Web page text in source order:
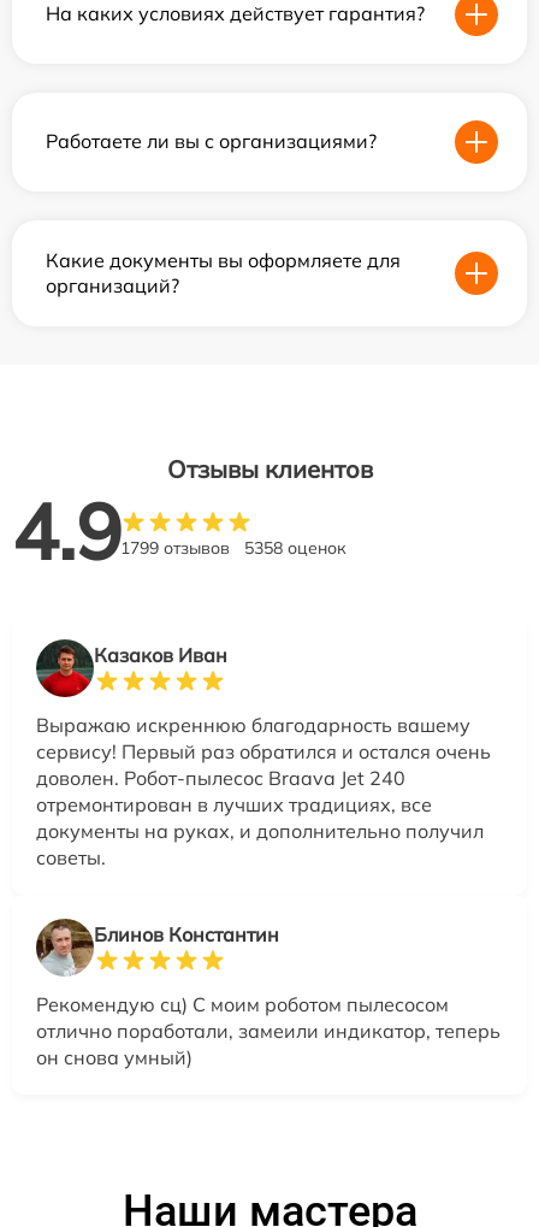
На каких условиях действует гарантия?
Работаете ли вы с организациями?
Какие документы вы оформляете для
организаций?
Отзывы клиентов
4.91799 отзывов 5358 оценок
Казаков Иван
Выражаю искреннюю благодарность вашему
сервису! Первый раз обратился и остался очень
доволен. Робот-пылесос Braava Jet 240
отремонтирован в лучших традициях, все
документы на руках, и дополнительно получил
советы.
Блинов Константин
Рекомендую сц) С моим роботом пылесосом
отлично поработали, замеили индикатор, теперь
он снова умный)
Наши мастера